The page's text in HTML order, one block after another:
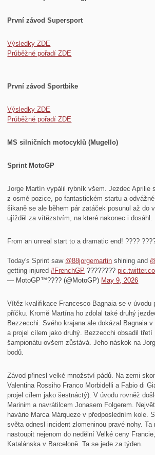
První závod Supersport
Výsledky ZDE
Průběžné pořadí ZDE
První závod Sportbike
Výsledky ZDE
Průběžné pořadí ZDE
MS silničních motocyklů (Mugello)
Sprint MotoGP
Jorge Martín vypálil rybník všem. Jezdec Aprilie
z osmé pozice, po fantastickém startu a
šikaně se ale během pár zatáček posunul až do
ujížděl za vítězstvím, na které nakonec i dosáhl.
From an unreal start to a dramatic end! ????
Today's Sprint saw @88jorgemartin shining and
getting injured#FrenchGP ????????
— MotoGP™???? (@MotoGP) May 9, 2026
Vítěz kvalifikace Francesco Bagnaia se v úvodu
příčku. Kromě Martína ho zdolal také druhý
Bezzecchi. Svého krajana ale dokázal Bagnaia
a projel cílem jako druhý. Bezzecchi obsadil
šampionátu ovšem zůstává. Jeho náskok na
bodů.
Závod přinesl velké množství pádů. Na zemi
Valentina Rossiho Franco Morbidelli a Fabio di
projel cílem jako šestnáctý). V úvodu rovněž
Marinim a navrátilcem Jonasem Folgerem.
havárie Marca Márqueze v předposledním kole.
světa odnesl incident zlomeninou pravé nohy. Ta
nastoupit nejenom do nedělní Velké ceny
Katalánska v Barceloně. Ta se jede za týden.